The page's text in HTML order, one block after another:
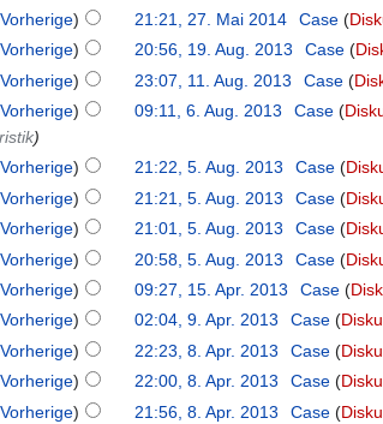
Vorherige 21:21, 27. Mai 2014 Case
Vorherige 20:56, 19. Aug. 2013 Case
Vorherige 23:07, 11. Aug. 2013 Case
Vorherige 09:11, 6. Aug. 2013 Case
Vorherige 21:22, 5. Aug. 2013 Case
Vorherige 21:21, 5. Aug. 2013 Case
Vorherige 21:01, 5. Aug. 2013 Case
Vorherige 20:58, 5. Aug. 2013 Case
Vorherige 09:27, 15. Apr. 2013 Case
Vorherige 02:04, 9. Apr. 2013 Case
Vorherige 22:23, 8. Apr. 2013 Case
Vorherige 22:00, 8. Apr. 2013 Case
Vorherige 21:56, 8. Apr. 2013 Case